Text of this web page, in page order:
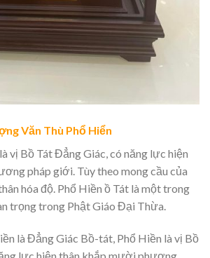
Văn Thù Phổ Hiển
là vị Bồ Tát Đẳng Giác, có năng lực hiện
pháp giới. Tùy theo mong cầu của
hóa độ. Phổ Hiền ồ Tát là một trong
trọng trong Phật Giáo Đại Thừa.
là Đẳng Giác Bồ-tát, Phổ Hiền là vị Bồ